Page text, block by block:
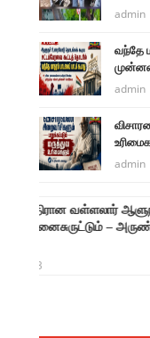
admin
வந்தே
admin
admin